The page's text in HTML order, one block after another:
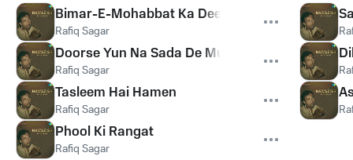
Bimar-E-Mohabbat Ka Deedar To Kar Jao
Rafiq Sagar
Doorse Yun Na Sada De Mujhko
Rafiq Sagar
Tasleem Hai Hamen
Rafiq Sagar
Phool Ki Rangat
Rafiq Sagar